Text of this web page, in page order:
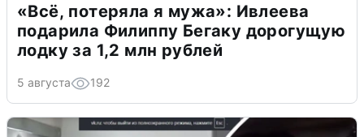
«Всё, потеряла я мужа»: Ивлеева
подарила Филиппу Бегаку дорогущую
лодку за 1,2 млн рублей
5 августа 192